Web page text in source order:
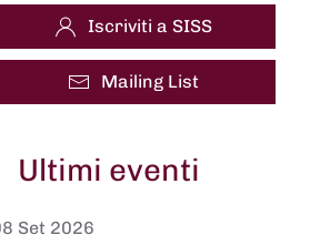
Iscriviti a SISS
Mailing List
Ultimi eventi
Set 2026